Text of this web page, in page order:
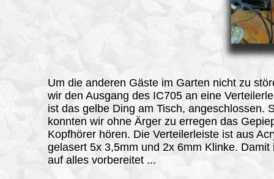
Um die anderen Gäste im Garten nicht zu
wir den Ausgang des IC705 an eine
ist das gelbe Ding am Tisch, angeschlossen.
konnten wir ohne Ärger zu erregen das
Kopfhörer hören. Die Verteilerleiste ist aus
gelasert 5x 3,5mm und 2x 6mm Klinke. Damit
auf alles vorbereitet ...